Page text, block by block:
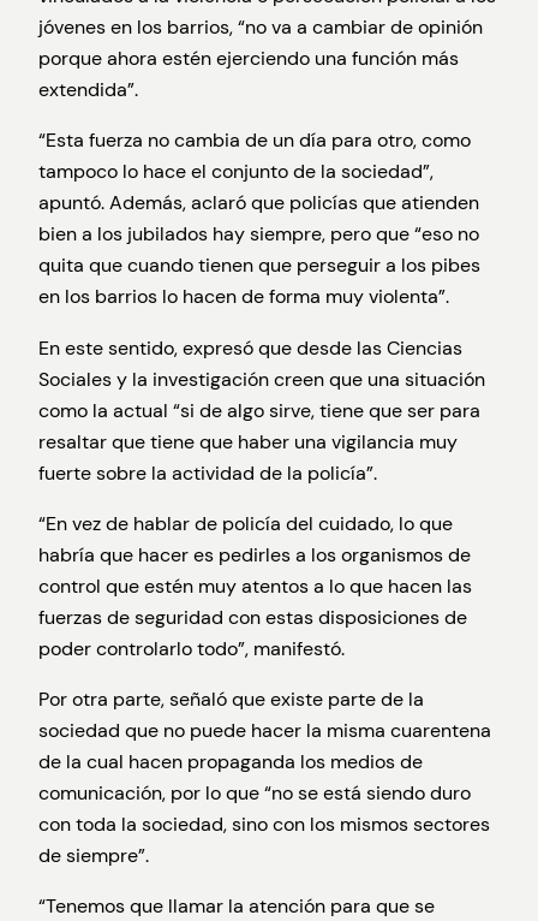
jóvenes en los barrios, “no va a cambiar de opinión
porque ahora estén ejerciendo una función más
extendida”.
“Esta fuerza no cambia de un día para otro, como
tampoco lo hace el conjunto de la sociedad”,
apuntó. Además, aclaró que policías que atienden
bien a los jubilados hay siempre, pero que “eso no
quita que cuando tienen que perseguir a los pibes
en los barrios lo hacen de forma muy violenta”.
En este sentido, expresó que desde las Ciencias
Sociales y la investigación creen que una situación
como la actual “si de algo sirve, tiene que ser para
resaltar que tiene que haber una vigilancia muy
fuerte sobre la actividad de la policía”.
“En vez de hablar de policía del cuidado, lo que
habría que hacer es pedirles a los organismos de
control que estén muy atentos a lo que hacen las
fuerzas de seguridad con estas disposiciones de
poder controlarlo todo”, manifestó.
Por otra parte, señaló que existe parte de la
sociedad que no puede hacer la misma cuarentena
de la cual hacen propaganda los medios de
comunicación, por lo que “no se está siendo duro
con toda la sociedad, sino con los mismos sectores
de siempre”.
“Tenemos que llamar la atención para que se